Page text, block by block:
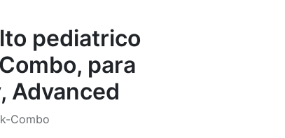
pediatrico
para
Advanced
Combo